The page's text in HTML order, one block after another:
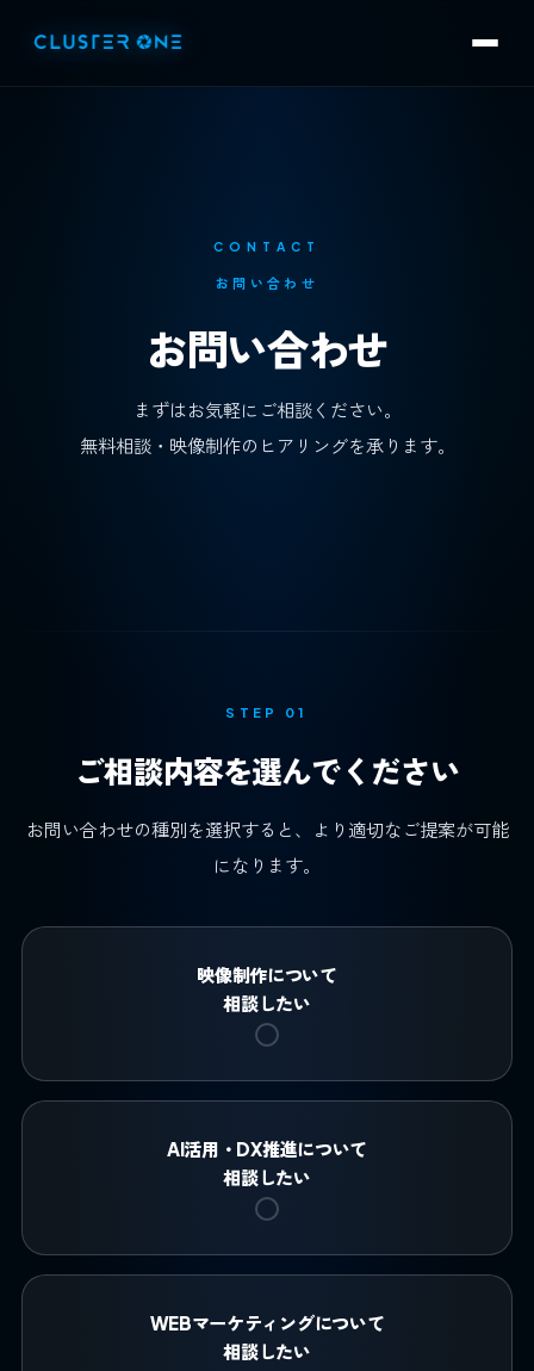
CONTACT
お問い合わせ
お問い合わせ
まずはお気軽にご相談ください。
無料相談・映像制作のヒアリングを承ります。
STEP 01
ご相談内容を選んでください
お問い合わせの種別を選択すると、より適切なご提案が可能
になります。
映像制作について
相談したい
AI活用・DX推進について
相談したい
WEBマーケティングについて
相談したい